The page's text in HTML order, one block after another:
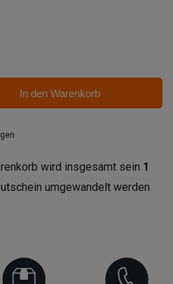
In den Warenkorb
wird insgesamt sein 1
umgewandelt werden